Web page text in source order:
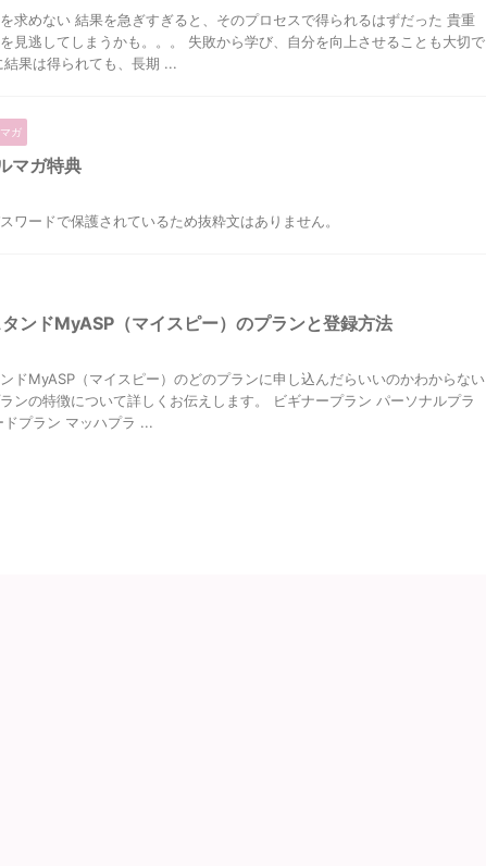
求めない 結果を急ぎすぎると、そのプロセスで得られるはずだった 貴重
見逃してしまうかも。。。 失敗から学び、自分を向上させることも大切で
果は得られても、長期 ...
ガ
マガ特典
ワードで保護されているため抜粋文はありません。
ンドMyASP（マイスピー）のプランと登録方法
ドMyASP（マイスピー）のどのプランに申し込んだらいいのかわからない
ンの特徴について詳しくお伝えします。 ビギナープラン パーソナルプラ
ドプラン マッハプラ ...